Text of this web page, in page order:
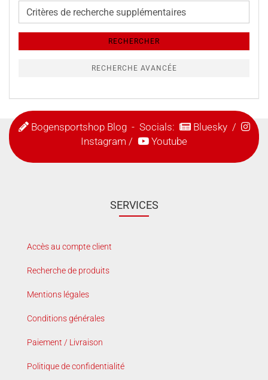
Critères
recherche
RECHERCHER
RECHERCHE AVANCÉE
Bogensportshop Blog- Socials: Bluesky/
Instagram / Youtube
SERVICES
Accès au compte client
Recherche de produits
Mentions légales
Conditions générales
Paiement / Livraison
Politique de confidentialité